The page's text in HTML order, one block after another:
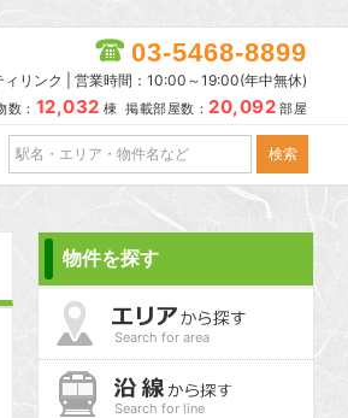
03-5468-8899
ィリンク | 営業時間：10:00～19:00(年中無休)
数： 12,032 棟 掲載部屋数： 20,092 部屋
物件を探す
Search for area
Search for line